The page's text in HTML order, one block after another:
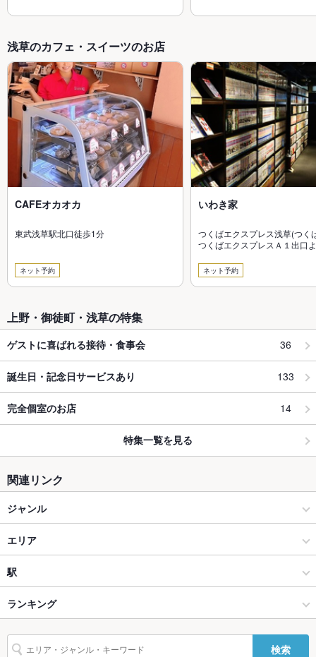
浅草のカフェ・スイーツのお店
CAFEオカオカ
東武浅草駅北口徒歩1分
ネット予約
いわき家
つくばエクスプレス浅草(つく
つくばエクスプレスＡ１出口
ネット予約
上野・御徒町・浅草の特集
ゲストに喜ばれる接待・食事会 36
誕生日・記念日サービスあり 133
完全個室のお店 14
特集一覧を見る
関連リンク
ジャンル
カフェ・スイーツ
スイーツ
上野・御徒町・浅草 × カフェ・スイーツ
上野・御徒町・浅草 × スイーツ
エリア
浅草
浅草 × カフェ・スイーツ
浅草 × スイーツ
駅
浅草駅
ランキング
東京のグルメランキング
検索